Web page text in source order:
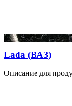
Lada (ВАЗ)
Описание для